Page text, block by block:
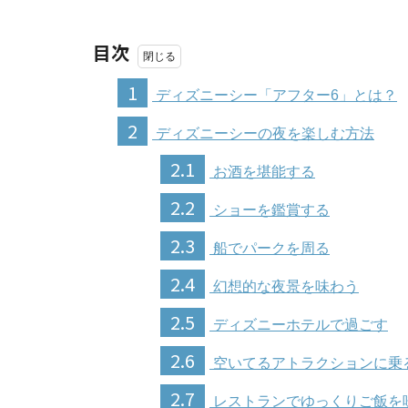
目次
1
ディズニーシー「アフター6」とは？
2 ディズニーシーの夜を楽しむ方法
2.1 お酒を堪能する
2.2 ショーを鑑賞する
2.3 船でパークを周る
2.4 幻想的な夜景を味わう
2.5 ディズニーホテルで過ごす
2.6 空いてるアトラクションに乗
2.7 レストランでゆっくりご飯を